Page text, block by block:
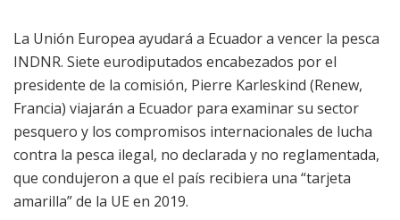
La Unión Europea ayudará a Ecuador a vencer la pesca
INDNR. Siete eurodiputados encabezados por el
presidente de la comisión, Pierre Karleskind (Renew,
Francia) viajarán a Ecuador para examinar su sector
pesquero y los compromisos internacionales de lucha
contra la pesca ilegal, no declarada y no reglamentada,
que condujeron a que el país recibiera una “tarjeta
amarilla” de la UE en 2019.